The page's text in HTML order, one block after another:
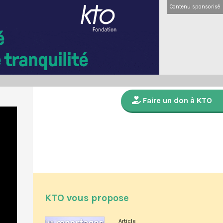
Contenu sponsorisé
Faire un don à KTO
KTO vous propose
Article